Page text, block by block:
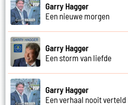
Garry Hagger
Een nieuwe morgen
Garry Hagger
Een storm van liefde
Garry Hagger
Een verhaal nooit verteld